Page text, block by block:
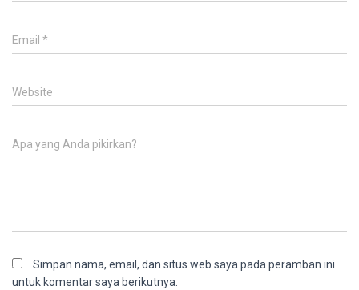
Email *
Website
Apa yang Anda pikirkan?
Simpan nama, email, dan situs web saya pada peramban ini
untuk komentar saya berikutnya.